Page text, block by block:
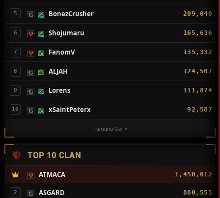
5 BonezCrusher 209,040
6 Shojumaru 165,636
7 FanomV 135,332
8 ALJAH 124,507
9 Lorens 111,874
10 xSaintPeterx 92,587
Tümünü Gör »
TOP 10 CLAN
ATMACA 1,450,012
2 ASGARD 880,555